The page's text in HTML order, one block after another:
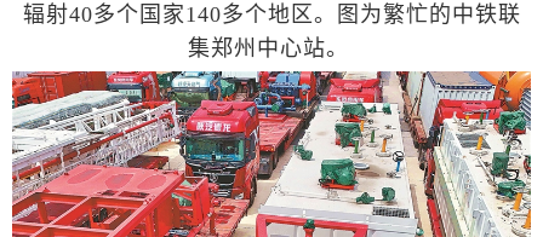
辐射40多个国家140多个地区。图为繁忙的中铁联
集郑州中心站。